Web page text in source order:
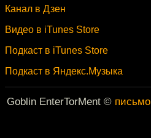
Канал в Дзен
Видео в iTunes Store
Подкаст в iTunes Store
Подкаст в Яндекс.Музыка
Goblin EnterTorMent © письмо